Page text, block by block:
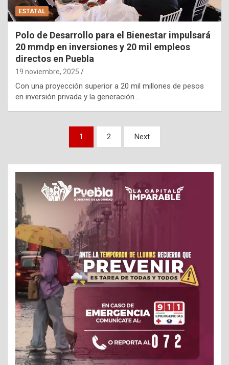
ESTATAL
Polo de Desarrollo para el Bienestar impulsará
20 mmdp en inversiones y 20 mil empleos
directos en Puebla
19 noviembre, 2025
Con una proyección superior a 20 mil millones de pesos
en inversión privada y la generación…
entradas
1 2 Next